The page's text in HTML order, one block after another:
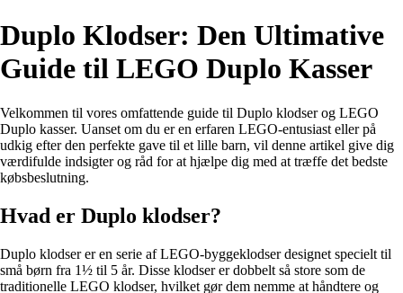
Duplo Klodser: Den Ultimative
Guide til LEGO Duplo Kasser
Velkommen til vores omfattende guide til Duplo klodser og LEGO
Duplo kasser. Uanset om du er en erfaren LEGO-entusiast eller på
udkig efter den perfekte gave til et lille barn, vil denne artikel give dig
værdifulde indsigter og råd for at hjælpe dig med at træffe det bedste
købsbeslutning.
Hvad er Duplo klodser?
Duplo klodser er en serie af LEGO-byggeklodser designet specielt til
små børn fra 1½ til 5 år. Disse klodser er dobbelt så store som de
traditionelle LEGO klodser, hvilket gør dem nemme at håndtere og